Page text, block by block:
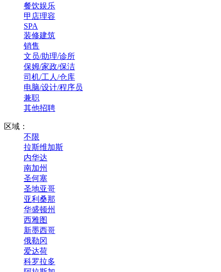
餐饮娱乐
甲店理容
SPA
装修建筑
销售
文员/助理/诊所
保姆/家政/保洁
司机/工人/仓库
电脑/设计/程序员
兼职
其他招聘
区域：
不限
拉斯维加斯
内华达
南加州
圣何塞
圣地亚哥
亚利桑那
华盛顿州
西雅图
新墨西哥
俄勒冈
爱达荷
科罗拉多